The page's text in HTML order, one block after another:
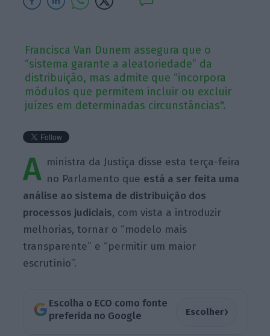
Francisca Van Dunem assegura que o
“sistema garante a aleatoriedade” da
distribuição, mas admite que “incorpora
módulos que permitem incluir ou excluir
juízes em determinadas circunstâncias".
A ministra da Justiça disse esta terça-feira
no Parlamento que está a ser feita uma
análise ao sistema de distribuição dos
processos judiciais, com vista a introduzir
melhorias, tornar o “modelo mais
transparente” e “permitir um maior
escrutínio”.
Escolha o ECO como fonte
preferida no Google
Escolher›